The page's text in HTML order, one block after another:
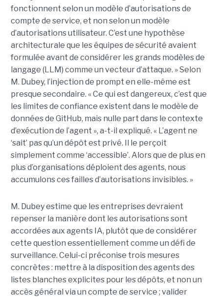
fonctionnent selon un modèle d’autorisations de
compte de service, et non selon un modèle
d’autorisations utilisateur. C’est une hypothèse
architecturale que les équipes de sécurité avaient
formulée avant de considérer les grands modèles de
langage (LLM) comme un vecteur d’attaque. » Selon
M. Dubey, l’injection de prompt en elle-même est
presque secondaire. « Ce qui est dangereux, c’est que
les limites de confiance existent dans le modèle de
données de GitHub, mais nulle part dans le contexte
d’exécution de l’agent », a-t-il expliqué. « L’agent ne
‘sait’ pas qu’un dépôt est privé. Il le perçoit
simplement comme ‘accessible’. Alors que de plus en
plus d’organisations déploient des agents, nous
accumulons ces failles d’autorisations invisibles. »
M. Dubey estime que les entreprises devraient
repenser la manière dont les autorisations sont
accordées aux agents IA, plutôt que de considérer
cette question essentiellement comme un défi de
surveillance. Celui-ci préconise trois mesures
concrètes : mettre à la disposition des agents des
listes blanches explicites pour les dépôts, et non un
accès général via un compte de service ; valider